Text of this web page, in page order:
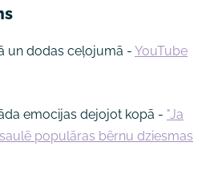
un dodas ceļojumā - YouTube
emocijas dejojot kopā - "Ja
populāras bērnu dziesmas